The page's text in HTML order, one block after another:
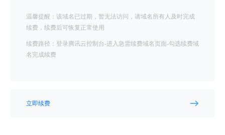
温馨提醒：该域名已过期，暂无法访问，请域名所有人及时完成
续费，续费后可恢复正常使用
续费路径：登录腾讯云控制台-进入急需续费域名页面-勾选续费域
名完成续费
立即续费